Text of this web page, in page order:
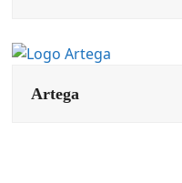
Artega